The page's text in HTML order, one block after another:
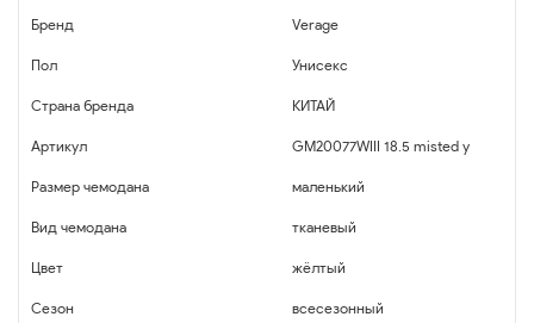
Бренд Verage
Пол Унисекс
Страна бренда КИТАЙ
Артикул GM20077WIII 18.5 misted y
Размер чемодана маленький
Вид чемодана тканевый
Цвет жёлтый
Сезон всесезонный